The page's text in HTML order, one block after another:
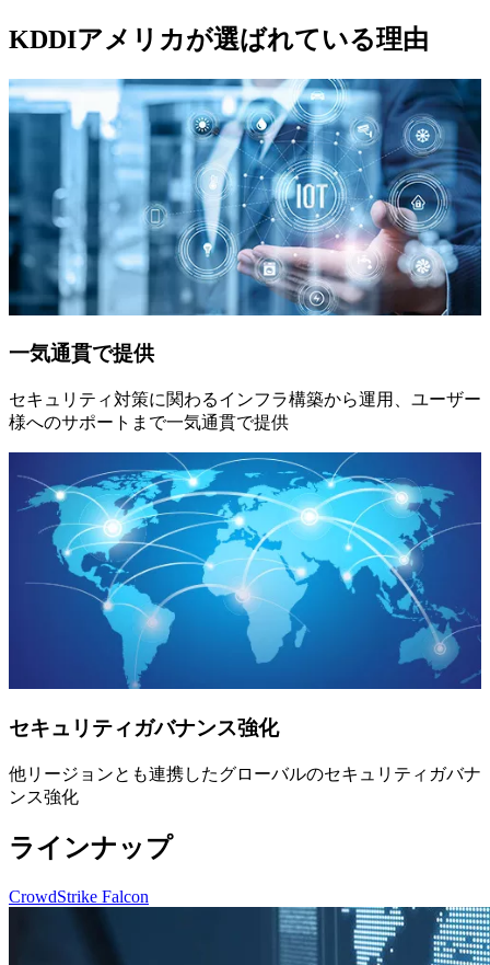
KDDIアメリカが選ばれている理由
一気通貫で提供
セキュリティ対策に関わるインフラ構築から運用、ユーザー
様へのサポートまで一気通貫で提供
セキュリティガバナンス強化
他リージョンとも連携したグローバルのセキュリティガバナ
ンス強化
ラインナップ
CrowdStrike Falcon